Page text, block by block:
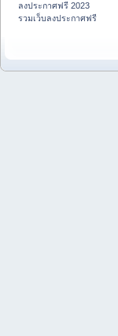
ลงประกาศฟรี 2023
รวมเว็บลงประกาศฟรี